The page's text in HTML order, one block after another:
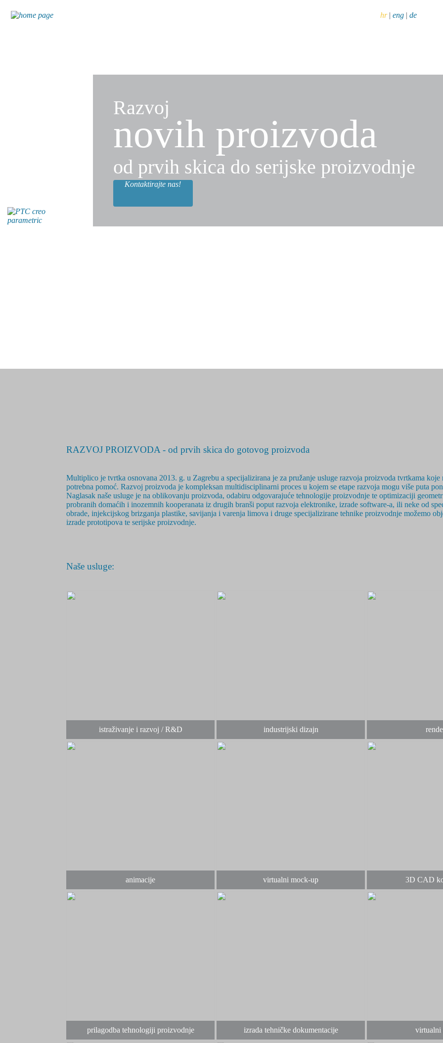
hr| eng| de
Razvoj
novih proizvoda
od prvih skica do serijske proizvodnje
Kontaktirajte nas!
RAZVOJ PROIZVODA - od prvih skica do gotovog proizvoda
Multiplico je tvrtka osnovana 2013. g.u Zagrebu a specijalizirana je za pružanje usluge razvoja proizvoda tvrtkama
potrebna pomoć. Razvoj proizvoda jekompleksan multidisciplinarniproces u kojem se etape razvoja mogu više puta
Naglasak naše usluge je na oblikovanju proizvoda, odabiru odgovarajuće tehnologije proizvodnje te optimizaciji
probranih domaćih i inozemnih kooperanata iz drugih branši poput razvoja elektronike, izrade software-a, ili neke od
obrade, injekcijskog brizganja plastike, savijanja i varenja limova i druge specijalizirane tehnike proizvodnje možemo
izrade prototipova te serijske proizvodnje.
Naše usluge:
istraživanje i razvoj / R&D industrijski dizajn
animacije virtualni mock-up 3D CAD
prilagodba tehnologiji proizvodnje izrada tehničke dokumentacije virtualni